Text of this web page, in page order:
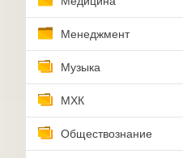
Менеджмент
Музыка
МХК
Обществознание